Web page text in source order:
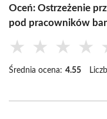
Oceń: Ostrzeżenie
pod pracowników
★ ★ ★ ★
Średnia ocena: 4.55